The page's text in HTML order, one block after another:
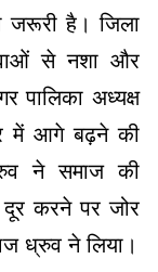
जरूरी है। जिला
से नशा और
पालिका अध्यक्ष
में आगे बढ़ने की
ने समाज की
दूर करने पर जोर
ध्रुव ने लिया।